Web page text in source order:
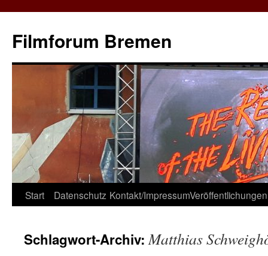
springen
Filmforum Bremen
Start Datenschutz Kontakt/ImpressumVeröffentlichungen
Schlagwort-Archiv:Matthias